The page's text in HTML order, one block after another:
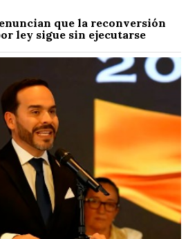
que la reconversión
ley sigue sin ejecutarse